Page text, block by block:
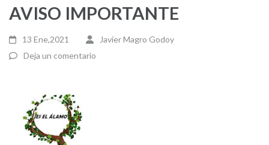
AVISO IMPORTANTE
13 Ene,2021
Javier Magro Godoy
Deja un comentario